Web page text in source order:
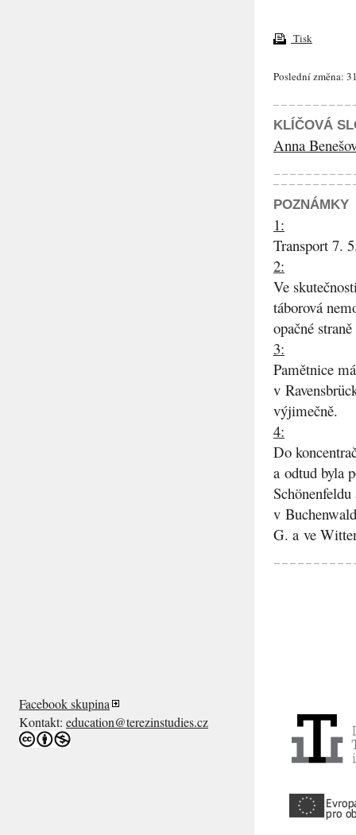
Tisk
Poslední změna:
KLÍČOVÁ
Anna
POZNÁMKY
1:
Transport 7.
2:
Ve
táborová
opačné
3:
Pamětnice
v
výjimečně.
4:
Do
a odtud byla
v
G. a ve
Facebook skupina
Kontakt: education@terezinstudies.cz